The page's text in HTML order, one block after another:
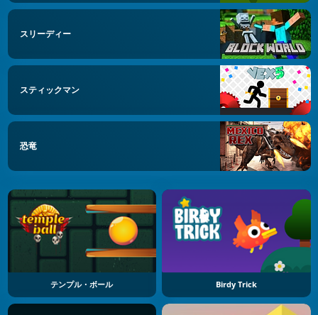
スリーディー
スティックマン
恐竜
テンプル・ボール Birdy Trick